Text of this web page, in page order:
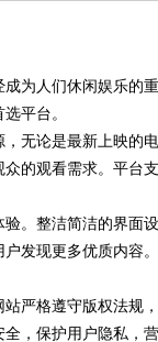
为人们休闲娱乐的
平台。
无论是最新上映
的观看需求。平台
。整洁简洁的界
发现更多优质内容
严格遵守版权法
，保护用户隐私，
间里的“Know-